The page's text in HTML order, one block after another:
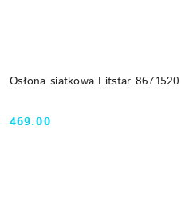
Osłona siatkowa Fitstar
Cena:
469.00